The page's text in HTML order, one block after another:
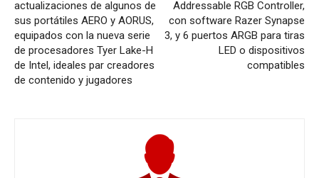
actualizaciones de algunos de
sus portátiles AERO y AORUS,
equipados con la nueva serie
de procesadores Tyer Lake-H
de Intel, ideales par creadores
de contenido y jugadores
Addressable RGB Controller,
con software Razer Synapse
3, y 6 puertos ARGB para tiras
LED o dispositivos
compatibles